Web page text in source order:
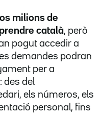
milions de
català, però
pogut accedir a
demandes podran
per a
des del
els números, els
personal, fins